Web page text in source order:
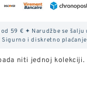
59 € ✦ Narudžbe se
Sigurno i diskretno plaćanje
niti jednoj kolekciji.